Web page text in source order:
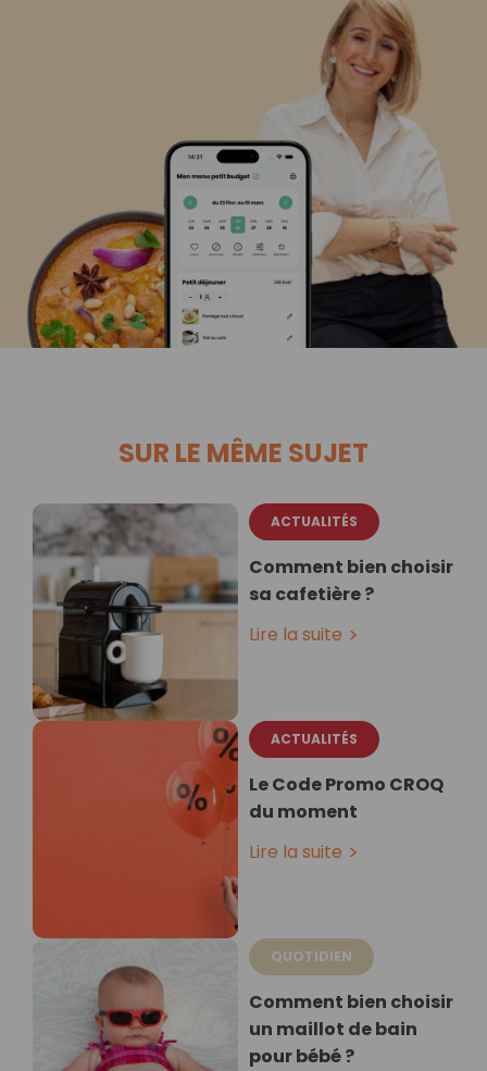
SUR LE MÊME SUJET
ACTUALITÉS
Comment bien choisir
sa cafetière ?
Lire la suite
ACTUALITÉS
Le Code Promo CROQ
du moment
Lire la suite
QUOTIDIEN
Comment bien choisir
un maillot de bain
pour bébé ?